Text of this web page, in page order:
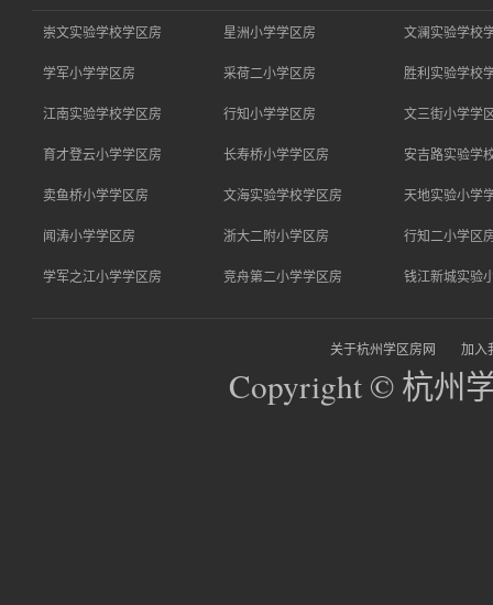
崇文实验学校学区房 星洲小学学区房 文澜实验学校
学军小学学区房 采荷二小学区房 胜利实验学校
江南实验学校学区房 行知小学学区房 文三街小学学
育才登云小学学区房 长寿桥小学学区房 安吉路实验学
卖鱼桥小学学区房 文海实验学校学区房 天地实验小学
闻涛小学学区房 浙大二附小学区房 行知二小学区
学军之江小学学区房 竞舟第二小学学区房 钱江新城实验
关于杭州学区房网 加入
Copyright © 杭州